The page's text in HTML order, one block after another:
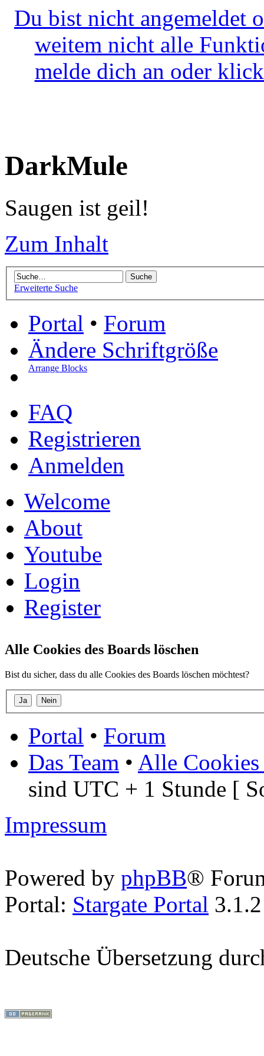
Du bist nicht angemeldet
weitem nicht alle
melde dich an oder
DarkMule
Saugen ist geil!
Zum Inhalt
Erweiterte Suche
Portal • Forum
Ändere Schriftgröße
Arrange Blocks
FAQ
Registrieren
Anmelden
Welcome
About
Youtube
Login
Register
Alle Cookies des Boards löschen
Bist du sicher, dass du alle Cookies des Boards löschen möchtest?
Portal • Forum
Das Team • Alle Cookies
sind UTC + 1 Stunde [
Impressum
Powered by phpBB®
Portal: Stargate Portal
Deutsche Übersetzung